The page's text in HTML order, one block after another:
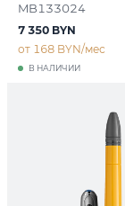
MB133024
В НАЛИЧИИ
7 350 BYN
от 168 BYN/мес